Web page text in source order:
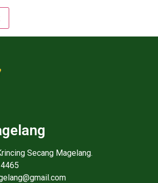
Secang Magelang.